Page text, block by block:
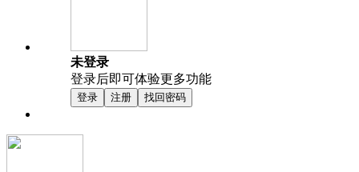
未登录
登录后即可体验更多功能
登录 注册 找回密码